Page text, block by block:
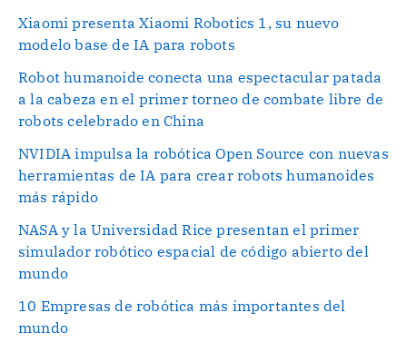
Xiaomi presenta Xiaomi Robotics 1, su nuevo
modelo base de IA para robots
Robot humanoide conecta una espectacular patada
a la cabeza en el primer torneo de combate libre de
robots celebrado en China
NVIDIA impulsa la robótica Open Source con nuevas
herramientas de IA para crear robots humanoides
más rápido
NASA y la Universidad Rice presentan el primer
simulador robótico espacial de código abierto del
mundo
10 Empresas de robótica más importantes del
mundo